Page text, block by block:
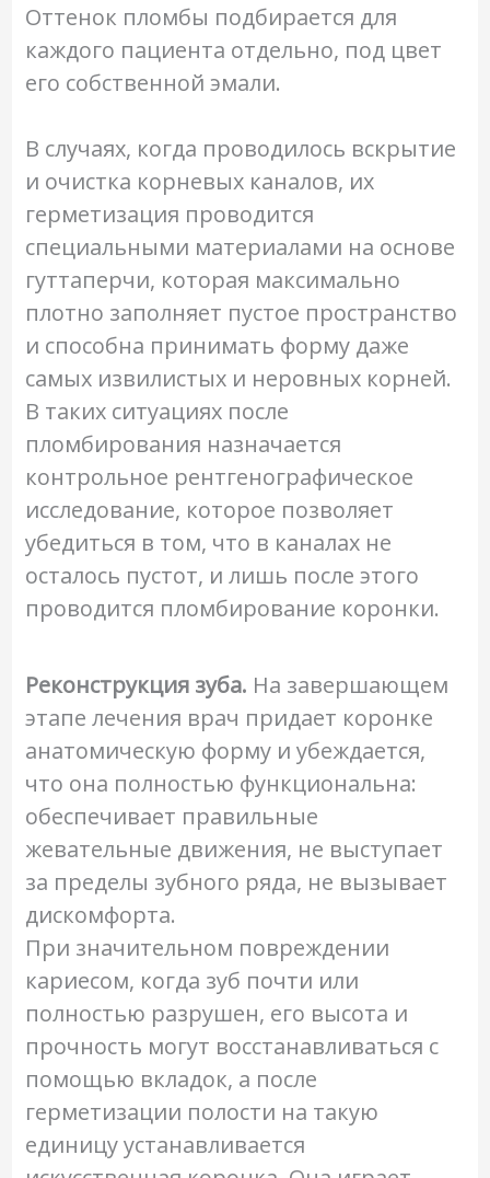
Оттенок пломбы подбирается для
каждого пациента отдельно, под цвет
его собственной эмали.
В случаях, когда проводилось вскрытие
и очистка корневых каналов, их
герметизация проводится
специальными материалами на основе
гуттаперчи, которая максимально
плотно заполняет пустое пространство
и способна принимать форму даже
самых извилистых и неровных корней.
В таких ситуациях после
пломбирования назначается
контрольное рентгенографическое
исследование, которое позволяет
убедиться в том, что в каналах не
осталось пустот, и лишь после этого
проводится пломбирование коронки.
Реконструкция зуба. На завершающем
этапе лечения врач придает коронке
анатомическую форму и убеждается,
что она полностью функциональна:
обеспечивает правильные
жевательные движения, не выступает
за пределы зубного ряда, не вызывает
дискомфорта.
При значительном повреждении
кариесом, когда зуб почти или
полностью разрушен, его высота и
прочность могут восстанавливаться с
помощью вкладок, а после
герметизации полости на такую
единицу устанавливается